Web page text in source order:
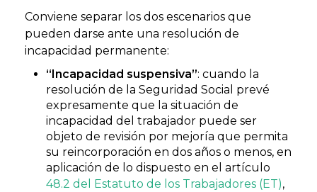
Conviene separar los dos escenarios que
pueden darse ante una resolución de
incapacidad permanente:
“Incapacidad suspensiva”: cuando la
resolución de la Seguridad Social prevé
expresamente que la situación de
incapacidad del trabajador puede ser
objeto de revisión por mejoría que permita
su reincorporación en dos años o menos, en
aplicación de lo dispuesto en el artículo
48.2 del Estatuto de los Trabajadores (ET),